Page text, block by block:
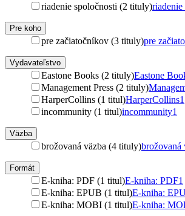
riadenie spoločnosti (2 tituly)riadenie
Pre koho
pre začiatočníkov (3 tituly)pre
Vydavateľstvo
Eastone Books (2 tituly)Eastone
Management Press (2 tituly)
HarperCollins (1 titul)HarperCollins1
incommunity (1 titul)incommunity1
Väzba
brožovaná väzba (4 tituly)brožovaná
Formát
E-kniha: PDF (1 titul)E-kniha: PDF1
E-kniha: EPUB (1 titul)E-kniha:
E-kniha: MOBI (1 titul)E-kniha: